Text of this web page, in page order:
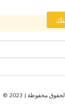
محفوظة | 2023 ©